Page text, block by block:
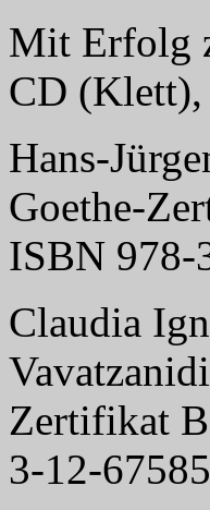
Mit Erfolg
CD
Hans-
Goethe-
ISBN 978-
Claudia
Zertifikat
3-12-